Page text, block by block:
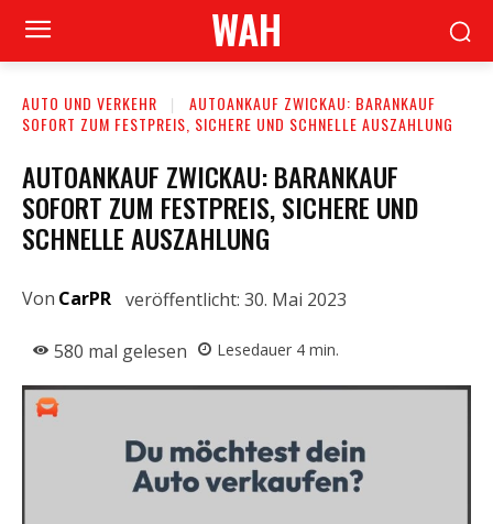
WAH
AUTO UND VERKEHR
AUTOANKAUF ZWICKAU: BARANKAUF
SOFORT ZUM FESTPREIS, SICHERE UND SCHNELLE AUSZAHLUNG
AUTOANKAUF ZWICKAU: BARANKAUF
SOFORT ZUM FESTPREIS, SICHERE UND
SCHNELLE AUSZAHLUNG
Von CarPR veröffentlicht: 30. Mai 2023
580 mal gelesen Lesedauer 4 min.